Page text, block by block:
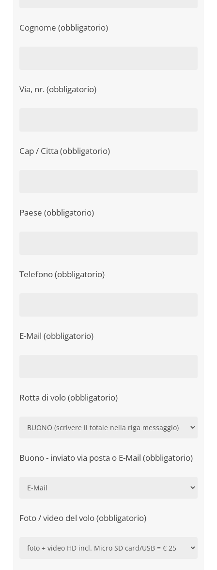
Cognome (obbligatorio)
Via, nr. (obbligatorio)
Cap / Citta (obbligatorio)
Paese (obbligatorio)
Telefono (obbligatorio)
E-Mail (obbligatorio)
Rotta di volo (obbligatorio)
Buono - inviato via posta o E-Mail (obbligatorio)
Foto / video del volo (obbligatorio)